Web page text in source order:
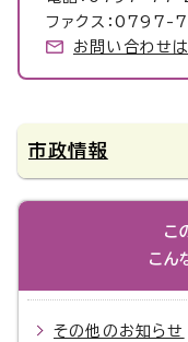
ファクス：
お問い合わせ
市政情報
こ
こん
その他のお知らせ